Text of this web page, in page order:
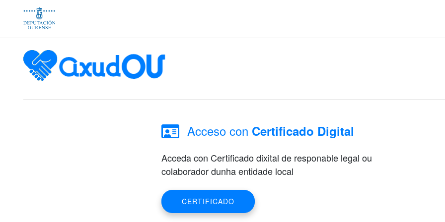
Acceso con Certificado Digital
Acceda con Certificado dixital de responable legal ou
colaborador dunha entidade local
CERTIFICADO